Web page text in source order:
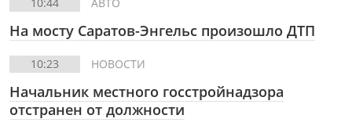
На мосту Саратов-Энгельс произошло ДТП
10:23 НОВОСТИ
Начальник местного госстройнадзора
отстранен от должности